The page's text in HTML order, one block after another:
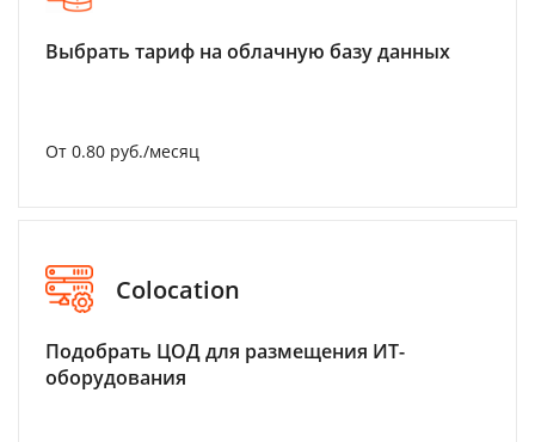
Выбрать тариф на облачную базу данных
От 0.80 руб./месяц
Colocation
Подобрать ЦОД для размещения ИТ-
оборудования